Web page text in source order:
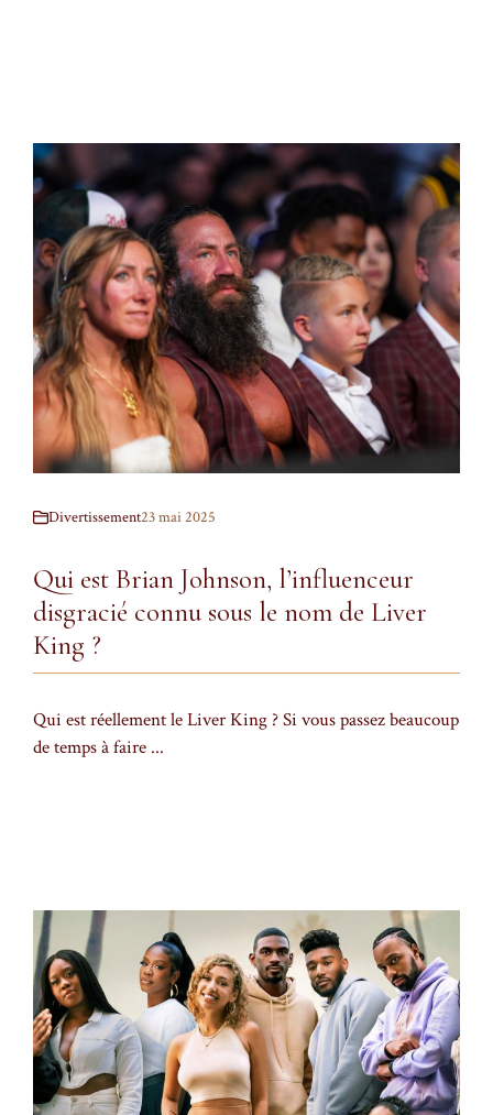
Divertissement23 mai 2025
Qui est Brian Johnson, l’influenceur
disgracié connu sous le nom de Liver
King ?
Qui est réellement le Liver King ? Si vous passez beaucoup
de temps à faire ...